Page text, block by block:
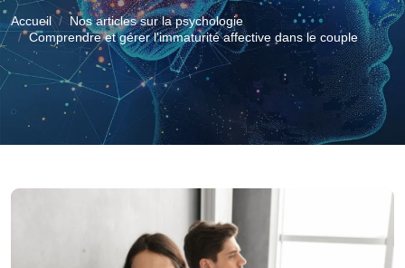
Accueil
Nos articles sur la psychologie
Comprendre et gérer l'immaturité affective dans le couple